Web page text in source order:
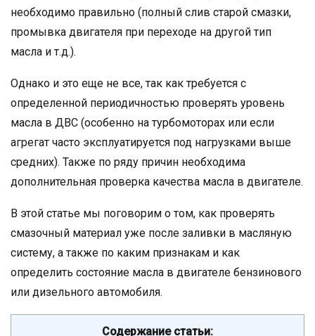
необходимо правильно (полный слив старой смазки,
промывка двигателя при переходе на другой тип
масла и т.д.).
Однако и это еще не все, так как требуется с
определенной периодичностью проверять уровень
масла в ДВС (особенно на турбомоторах или если
агрегат часто эксплуатируется под нагрузками выше
средних). Также по ряду причин необходима
дополнительная проверка качества масла в двигателе.
В этой статье мы поговорим о том, как проверять
смазочный материал уже после заливки в масляную
систему, а также по каким признакам и как
определить состояние масла в двигателе бензинового
или дизельного автомобиля.
Содержание статьи: